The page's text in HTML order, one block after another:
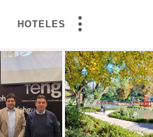
HOTELES